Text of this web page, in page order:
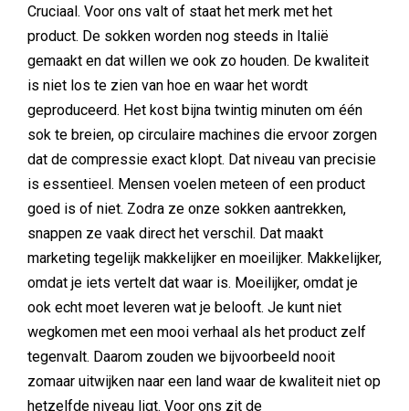
Cruciaal. Voor ons valt of staat het merk met het
product. De sokken worden nog steeds in Italië
gemaakt en dat willen we ook zo houden. De kwaliteit
is niet los te zien van hoe en waar het wordt
geproduceerd. Het kost bijna twintig minuten om één
sok te breien, op circulaire machines die ervoor zorgen
dat de compressie exact klopt. Dat niveau van precisie
is essentieel. Mensen voelen meteen of een product
goed is of niet. Zodra ze onze sokken aantrekken,
snappen ze vaak direct het verschil. Dat maakt
marketing tegelijk makkelijker en moeilijker. Makkelijker,
omdat je iets vertelt dat waar is. Moeilijker, omdat je
ook echt moet leveren wat je belooft. Je kunt niet
wegkomen met een mooi verhaal als het product zelf
tegenvalt. Daarom zouden we bijvoorbeeld nooit
zomaar uitwijken naar een land waar de kwaliteit niet op
hetzelfde niveau ligt. Voor ons zit de